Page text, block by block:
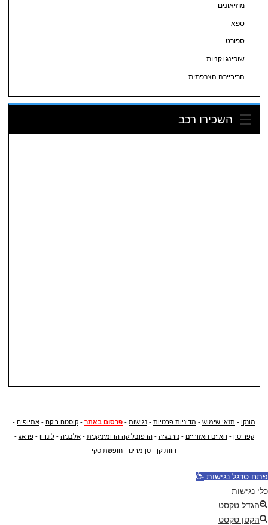
מוזיאונים
ספא
ספורט
שופינג וקניות
הריביירה הצרפתית
השכירו רכב
מונקו - תנאי שימוש - מדיניות פרטיות - נגישות - פרסום באתר - קוסטה ריקה - אתיופיה -
קפריסין -האיים האזוריים -נורבגיה -הרפובליקה הדומיניקנית -אלבניה -לונדון -פראג -
הוותיקן - סן מרינו - חופשת סקי
פתח סרגל נגישות
כלי נגישות
הגדל טקסט
הקטן טקסט